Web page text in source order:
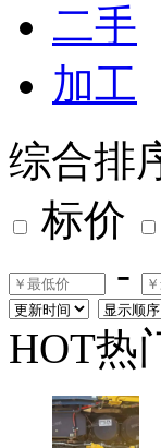
二手
加工
综合排
标价
-
HOT热